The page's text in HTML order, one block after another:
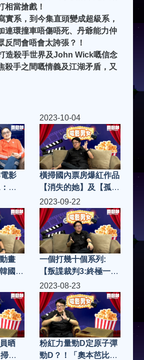
相當搶戲！
實系，到今集直頭變成超級系，
連環撞車唔傷唔死、丹爺能力仲
反問會唔會太誇張？！
造殺手世界及John Wick嘅信念
殺手之間嘅情義及江湖矛盾，又
影
零
科
第
2023-10-04
橫掃國內票房爆紅作品
【消失的她】及【孤注
一擲】|電影男女 S4(第
18集)
畫
國招
的
第
2023-09-22
一個打幾十個系列:
【叛諜裁判3:終極一
戰】以暴易暴大化人
心！|電影男女 S4(第
16集)
晒
毒
2023-08-23
粉紅力量勁D定原子彈
勁D？！「奧本芭比」